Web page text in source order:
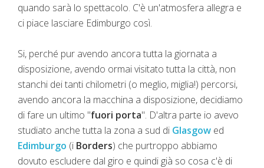
quando sarà lo spettacolo. C'è un'atmosfera allegra e
ci piace lasciare Edimburgo così.
Si, perché pur avendo ancora tutta la giornata a
disposizione, avendo ormai visitato tutta la città, non
stanchi dei tanti chilometri (o meglio, miglia!) percorsi,
avendo ancora la macchina a disposizione, decidiamo
di fare un ultimo "fuori porta". D'altra parte io avevo
studiato anche tutta la zona a sud di Glasgow ed
Edimburgo (i Borders) che purtroppo abbiamo
dovuto escludere dal giro e quindi già so cosa c'è di